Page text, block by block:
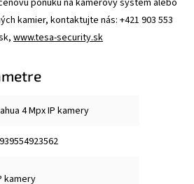
kamier, kontaktujte nás: +421 903 553
www.tesa-security.sk
4 Mpx IP kamery
kamery